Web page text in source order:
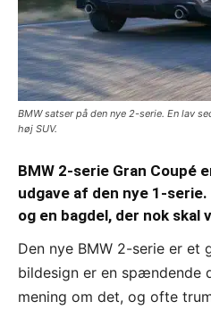
BMW satser på den nye 2-serie. En lav
høj SUV.
BMW 2-serie Gran Coupé
udgave af den nye 1-
og en bagdel, der nok skal
Den nye BMW 2-serie er et
bildesign er en spændende
mening om det, og ofte